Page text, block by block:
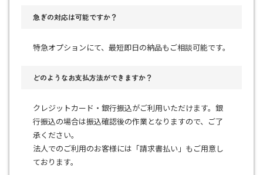
急ぎの対応は可能ですか？
特急オプションにて、最短即日の納品もご相談可能です。
どのようなお支払方法ができますか？
クレジットカード・銀行振込がご利用いただけます。銀
行振込の場合は振込確認後の作業となりますので、ご了
承ください。
法人でのご利用のお客様には「請求書払い」もご用意し
ております。